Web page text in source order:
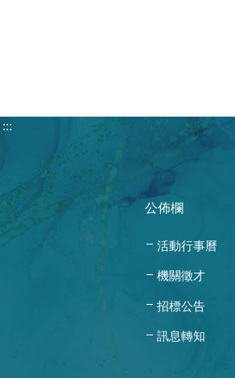
:::
公佈欄
活動行事曆
機關徵才
招標公告
訊息轉知